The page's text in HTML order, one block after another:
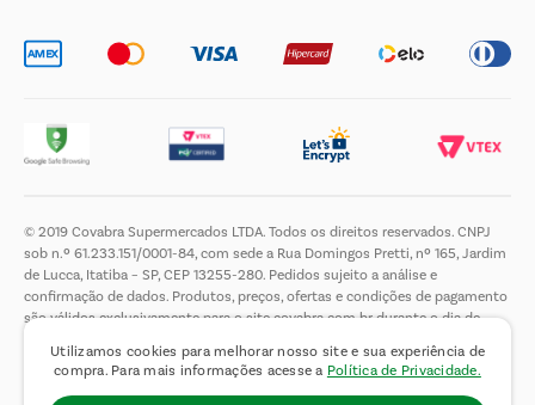
Utilizamos cookies para melhorar nosso site e sua experiência de
compra. Para mais informações acesse a Política de Privacidade.
© 2019 Covabra Supermercados LTDA. Todos os direitos reservados. CNPJ
sob n.º 61.233.151/0001-84, com sede a Rua Domingos Pretti, nº 165, Jardim
de Lucca, Itatiba – SP, CEP 13255-280. Pedidos sujeito a análise e
confirmação de dados. Produtos, preços, ofertas e condições de pagamento
são válidos exclusivamente para o site covabra.com.br durante o dia de
de limitar a quantidade máxima de produtos por compra por cliente. Não
vendemos no atacado. Fotos meramente ilustrativas.É proibida a venda e a